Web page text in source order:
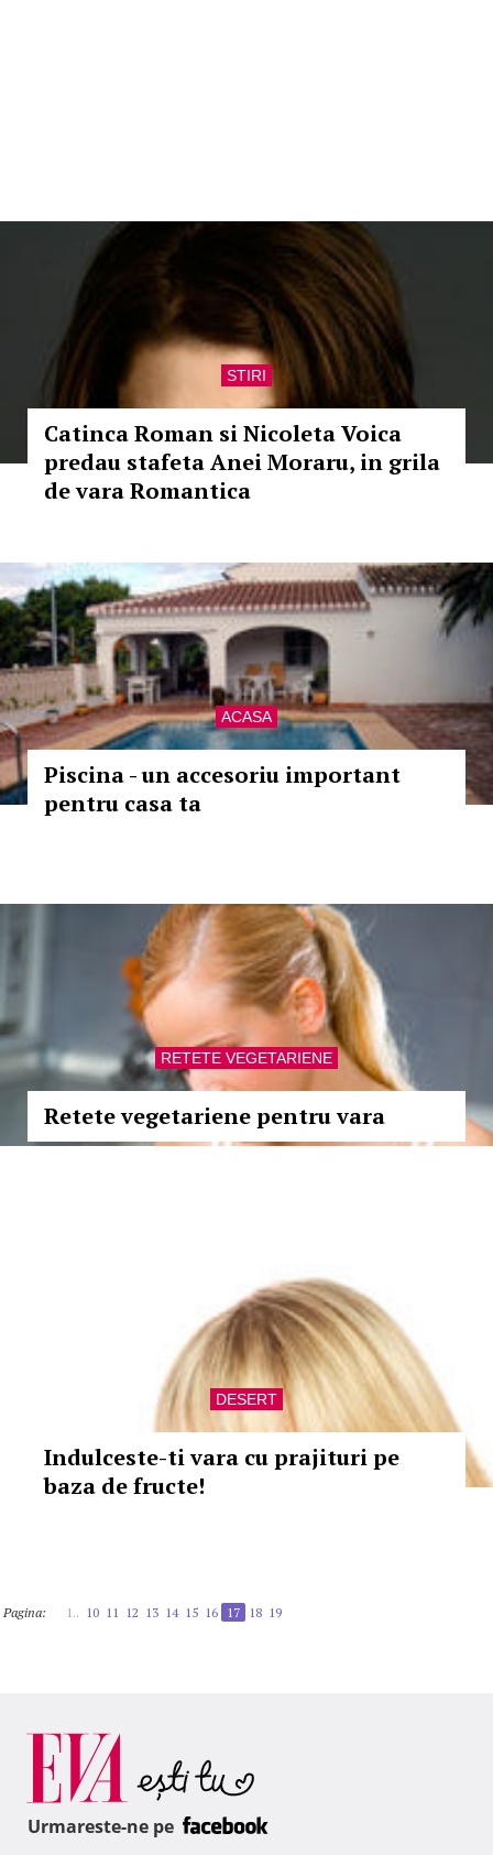
STIRI
Catinca Roman si Nicoleta Voica
predau stafeta Anei Moraru, in grila
de vara Romantica
ACASA
Piscina - un accesoriu important
pentru casa ta
RETETE VEGETARIENE
Retete vegetariene pentru vara
DESERT
Indulceste-ti vara cu prajituri pe
baza de fructe!
Pagina: 1.. 10 11 12 13 14 15 16 17 18 19
Urmareste-ne pe